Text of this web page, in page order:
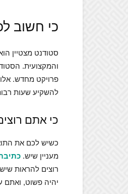
כי חשוב
סטודנט מצטיין
והמקצועית.
פרויקט מחדש.
להשקיע שעות
כי אתם
כשיש לכם את
מעניין שיש.
רוצים להראות
יהיה פשוט, ואתם